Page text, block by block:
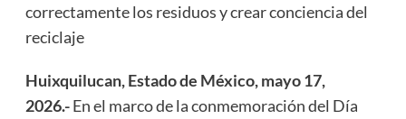
correctamente los residuos y crear conciencia del
reciclaje
Huixquilucan, Estado de México, mayo 17,
2026.-En el marco de la conmemoración del Día